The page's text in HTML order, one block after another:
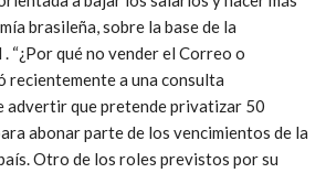
brasileña, sobre la base de la
“¿Por qué no vender el Correo o
recientemente a una consulta
advertir que pretende privatizar 50
abonar parte de los vencimientos de la
Otro de los roles previstos por su